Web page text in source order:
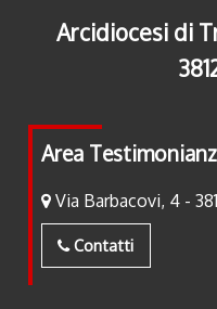
Arcidiocesi di
Area
Via Barbacovi, 4 -
Contatti